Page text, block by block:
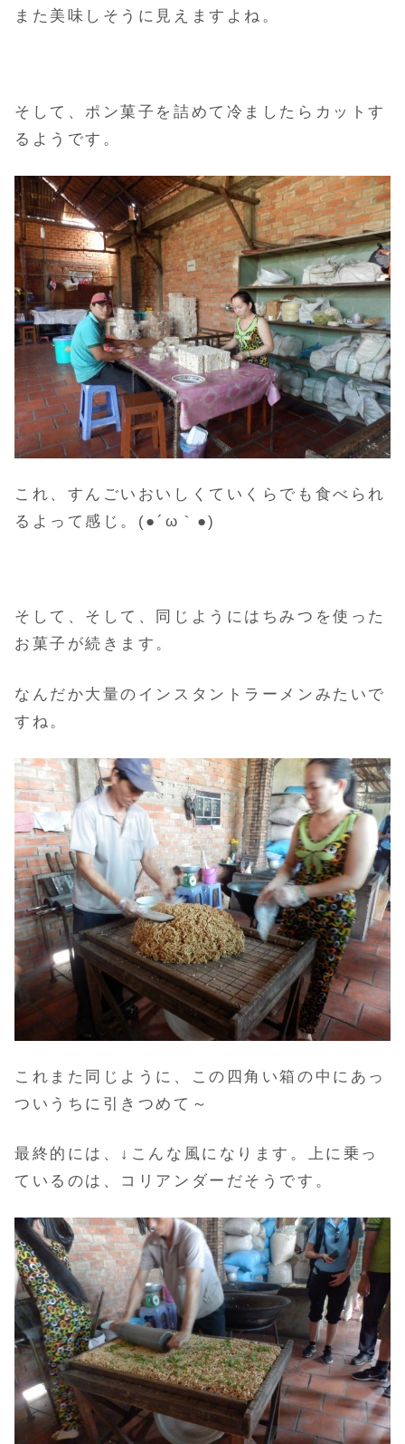
また美味しそうに見えますよね。
そして、ポン菓子を詰めて冷ましたらカットす
るようです。
これ、すんごいおいしくていくらでも食べられ
るよって感じ。(●´ω｀●)
そして、そして、同じようにはちみつを使った
お菓子が続きます。
なんだか大量のインスタントラーメンみたいで
すね。
これまた同じように、この四角い箱の中にあっ
ついうちに引きつめて～
最終的には、↓こんな風になります。上に乗っ
ているのは、コリアンダーだそうです。